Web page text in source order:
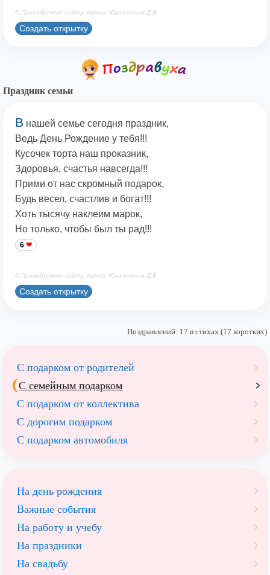
© Принадлежит сайту. Автор: Юкалевских Д.В.
Создать открытку
Праздник семьи
В нашей семье сегодня праздник,
Ведь День Рождение у тебя!!!
Кусочек торта наш проказник,
Здоровья, счастья навсегда!!!
Прими от нас скромный подарок,
Будь весел, счастлив и богат!!!
Хоть тысячу наклеим марок,
Но только, чтобы был ты рад!!!
6
© Принадлежит сайту. Автор: Юкалевских Д.В.
Создать открытку
Поздравлений: 17 в стихах (17 коротких)
С подарком от родителей
С семейным подарком
С подарком от коллектива
С дорогим подарком
С подарком автомобиля
На день рождения
Важные события
На работу и учебу
На праздники
На свадьбу